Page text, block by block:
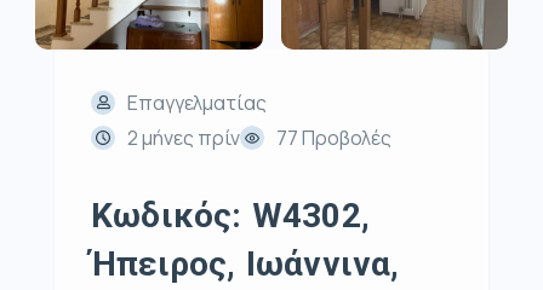
Επαγγελματίας
2 μήνες πρίν
77 Προβολές
Κωδικός: W4302,
Ήπειρος, Ιωάννινα,